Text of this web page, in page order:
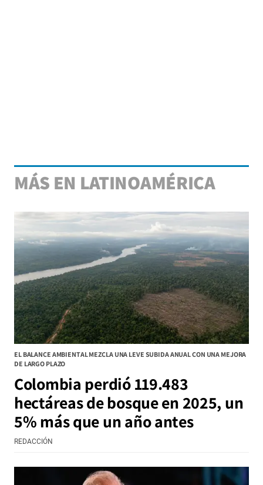
MÁS EN LATINOAMÉRICA
EL BALANCE AMBIENTAL MEZCLA UNA LEVE SUBIDA ANUAL CON UNA MEJORA
DE LARGO PLAZO
Colombia perdió 119.483
hectáreas de bosque en 2025, un
5% más que un año antes
REDACCIÓN